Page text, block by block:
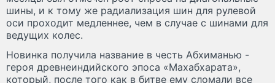
шины, и к тому же радиализация шин для рулевой
оси проходит медленнее, чем в случае с шинами для
ведущих колес.
Новинка получила название в честь Абхиманью -
героя древнеиндийского эпоса «Махабхарата»,
который, после того как в битве ему сломали все